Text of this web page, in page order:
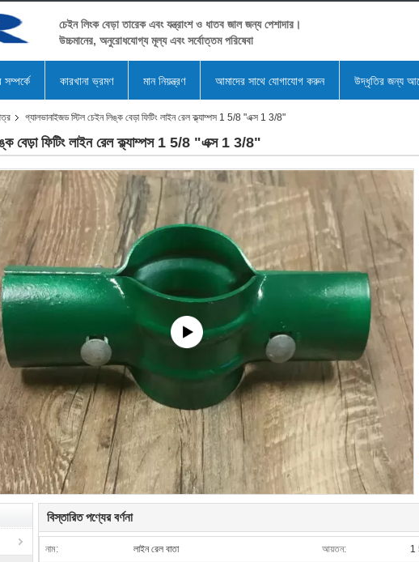
চেইন লিংক বেড়া তারেক এবং যন্ত্রাংশ ও ধাতব জাল জন্য পেশাদার।
উচ্চমানের, অনুরোধযোগ্য মূল্য এবং সর্বোত্তম পরিষেবা
কারখানা ভ্রমণ মান নিয়ন্ত্রণ আমাদের সাথে যোগাযোগ করুন উদ্ধৃতির জন্য
গ্যালভানাইজড স্টিল চেইন লিঙ্ক বেড়া ফিটিং লাইন রেল ক্ল্যাম্পস 1 5/8 "এক্স 1 3/8"
বেড়া ফিটিং লাইন রেল ক্ল্যাম্পস 1 5/8 "এক্স 1 3/8"
বিস্তারিত পণ্যের বর্ণনা
নাম: লাইন রেল বাতা আয়তন: 1